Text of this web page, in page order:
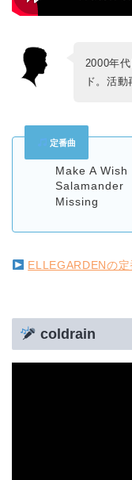
2000年
ド。活動
定番曲
Make A Wish
Salamander
Missing
ELLEGARDENの
coldrain